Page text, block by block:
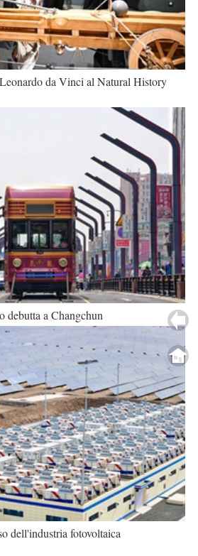
da Vinci al Natural History
debutta a Changchun
dell'industria fotovoltaica